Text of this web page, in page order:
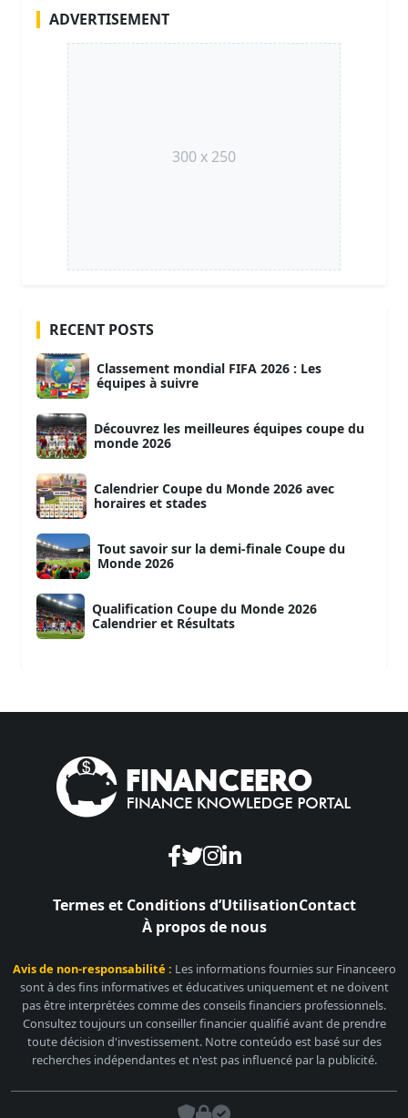
ADVERTISEMENT
300 x 250
RECENT POSTS
Classement mondial FIFA 2026 : Les
équipes à suivre
Découvrez les meilleures équipes coupe du
monde 2026
Calendrier Coupe du Monde 2026 avec
horaires et stades
Tout savoir sur la demi-finale Coupe du
Monde 2026
Qualification Coupe du Monde 2026
Calendrier et Résultats
Termes et Conditions d’UtilisationContact
À propos de nous
Avis de non-responsabilité : Les informations fournies sur Financeero
sont à des fins informatives et éducatives uniquement et ne doivent
pas être interprétées comme des conseils financiers professionnels.
Consultez toujours un conseiller financier qualifié avant de prendre
toute décision d'investissement. Notre conteúdo est basé sur des
recherches indépendantes et n'est pas influencé par la publicité.